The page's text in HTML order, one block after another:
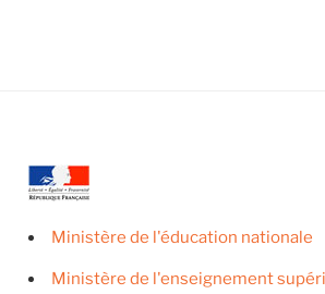
Ministère de l'éducation nationale
Ministère de l'enseignement